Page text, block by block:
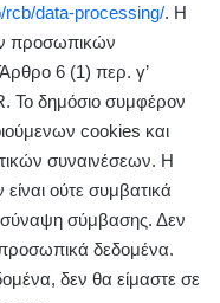
rcb/data-processing/. Η
προσωπικών
6 (1) περ. γ’
Το δημόσιο συμφέρον
cookies και
συναινέσεων. Η
ούτε συμβατικά
σύναψη σύμβασης. Δεν
δεδομένα.
δεν θα είμαστε σε